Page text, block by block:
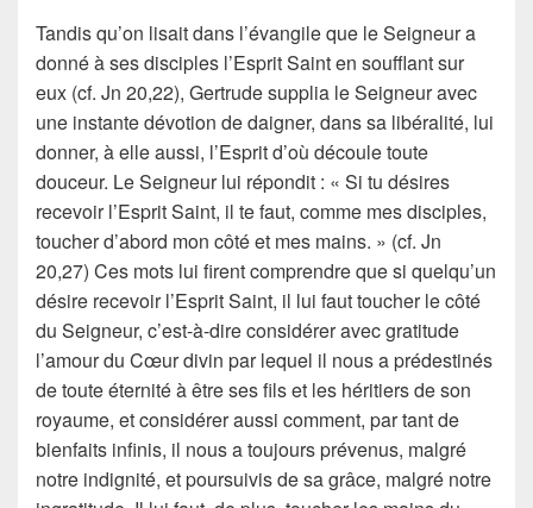
Tandis qu’on lisait dans l’évangile que le Seigneur a
donné à ses disciples l’Esprit Saint en soufflant sur
eux (cf. Jn 20,22), Gertrude supplia le Seigneur avec
une instante dévotion de daigner, dans sa libéralité, lui
donner, à elle aussi, l’Esprit d’où découle toute
douceur. Le Seigneur lui répondit : « Si tu désires
recevoir l’Esprit Saint, il te faut, comme mes disciples,
toucher d’abord mon côté et mes mains. » (cf. Jn
20,27) Ces mots lui firent comprendre que si quelqu’un
désire recevoir l’Esprit Saint, il lui faut toucher le côté
du Seigneur, c’est-à-dire considérer avec gratitude
l’amour du Cœur divin par lequel il nous a prédestinés
de toute éternité à être ses fils et les héritiers de son
royaume, et considérer aussi comment, par tant de
bienfaits infinis, il nous a toujours prévenus, malgré
notre indignité, et poursuivis de sa grâce, malgré notre